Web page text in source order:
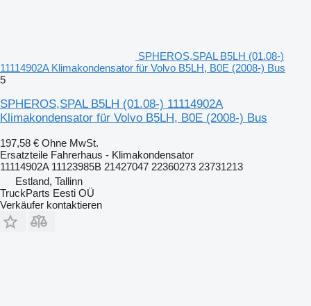
SPHEROS,SPAL B5LH (01.08-)
11114902A Klimakondensator für Volvo B5LH, B0E (2008-) Bus
5
SPHEROS,SPAL B5LH (01.08-) 11114902A
Klimakondensator für Volvo B5LH, B0E (2008-) Bus
197,58 € Ohne MwSt.
Ersatzteile Fahrerhaus - Klimakondensator
11114902A 11123985B 21427047 22360273 23731213
Estland, Tallinn
TruckParts Eesti OÜ
Verkäufer kontaktieren